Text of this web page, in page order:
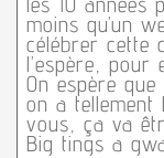
moins qu’un
célébrer cette
l’espère, pour
On espère
on a tellement
vous, ça va
Big tings a